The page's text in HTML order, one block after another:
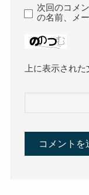
次回のコメ
の名前、メ
上に表示され